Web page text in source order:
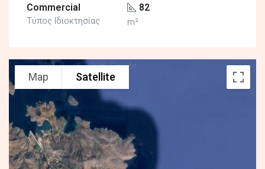
Commercial
Τύπος Ιδιοκτησίας
82
m²
Map Satellite